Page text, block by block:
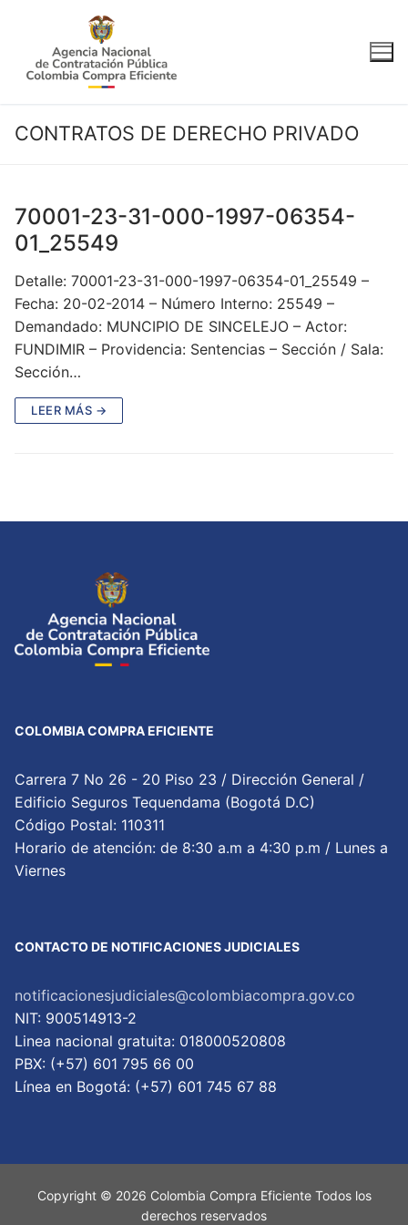
contenido
CONTRATOS DE DERECHO PRIVADO
70001-23-31-000-1997-06354-
01_25549
Detalle: 70001-23-31-000-1997-06354-01_25549 –
Fecha: 20-02-2014 – Número Interno: 25549 –
Demandado: MUNCIPIO DE SINCELEJO – Actor:
FUNDIMIR – Providencia: Sentencias – Sección / Sala:
Sección…
LEER MÁS →
COLOMBIA COMPRA EFICIENTE
Carrera 7 No 26 - 20 Piso 23 / Dirección General /
Edificio Seguros Tequendama (Bogotá D.C)
Código Postal: 110311
Horario de atención: de 8:30 a.m a 4:30 p.m / Lunes a
Viernes
CONTACTO DE NOTIFICACIONES JUDICIALES
notificacionesjudiciales@colombiacompra.gov.co
NIT: 900514913-2
Linea nacional gratuita: 018000520808
PBX: (+57) 601 795 66 00
Lí­nea en Bogotá: (+57) 601 745 67 88
Copyright © 2026 Colombia Compra Eficiente Todos los
derechos reservados